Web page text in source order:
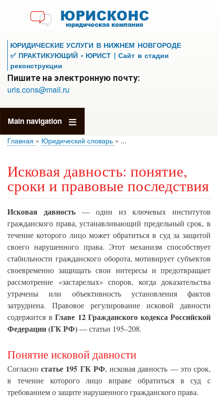
к
основному
содержанию
ЮРИДИЧЕСКИЕ УСЛУГИ В НИЖНЕМ НОВГОРОДЕ
✅ ПРАКТИКУЮЩИЙ • ЮРИСТ | Сайт в стадии
реконструкции
Пишите на электронную почту:
uris.cons@mail.ru
Main navigation
Главная Юридический словарь ...
Исковая давность: понятие,
сроки и правовые последствия
Исковая давность — один из ключевых институтов
гражданского права, устанавливающий предельный срок, в
течение которого лицо может обратиться в суд за защитой
своего нарушенного права. Этот механизм способствует
стабильности гражданского оборота, мотивирует субъектов
своевременно защищать свои интересы и предотвращает
рассмотрение «застарелых» споров, когда доказательства
утрачены или объективность установления фактов
затруднена. Правовое регулирование исковой давности
содержится в Главе 12 Гражданского кодекса Российской
Федерации (ГК РФ)— статьи 195–208.
Понятие исковой давности
Согласностатье 195 ГК РФ, исковая давность — это срок,
в течение которого лицо вправе обратиться в суд с
требованием о защите нарушенного гражданского права.